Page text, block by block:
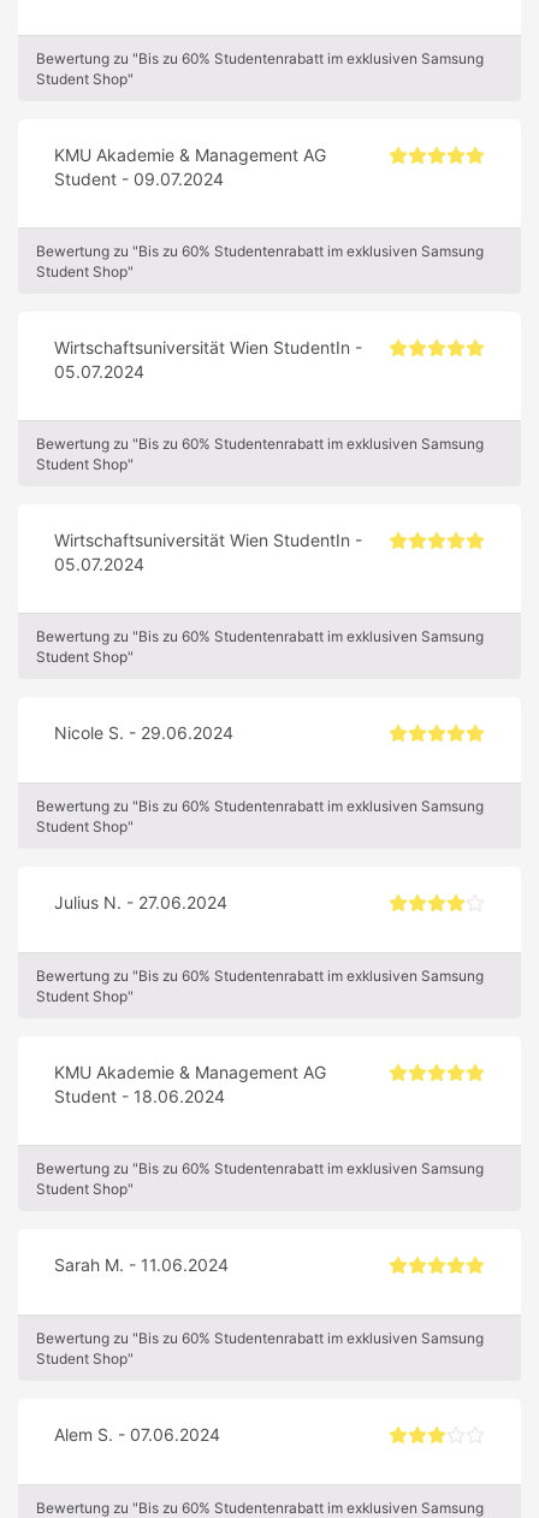
Bewertung zu "Bis zu 60% Studentenrabatt im exklusiven Samsung
Student Shop"
KMU Akademie & Management AG
Student - 09.07.2024
Bewertung zu "Bis zu 60% Studentenrabatt im exklusiven Samsung
Student Shop"
Wirtschaftsuniversität Wien StudentIn -
05.07.2024
Bewertung zu "Bis zu 60% Studentenrabatt im exklusiven Samsung
Student Shop"
Wirtschaftsuniversität Wien StudentIn -
05.07.2024
Bewertung zu "Bis zu 60% Studentenrabatt im exklusiven Samsung
Student Shop"
Nicole S. - 29.06.2024
Bewertung zu "Bis zu 60% Studentenrabatt im exklusiven Samsung
Student Shop"
Julius N. - 27.06.2024
Bewertung zu "Bis zu 60% Studentenrabatt im exklusiven Samsung
Student Shop"
KMU Akademie & Management AG
Student - 18.06.2024
Bewertung zu "Bis zu 60% Studentenrabatt im exklusiven Samsung
Student Shop"
Sarah M. - 11.06.2024
Bewertung zu "Bis zu 60% Studentenrabatt im exklusiven Samsung
Student Shop"
Alem S. - 07.06.2024
Bewertung zu "Bis zu 60% Studentenrabatt im exklusiven Samsung